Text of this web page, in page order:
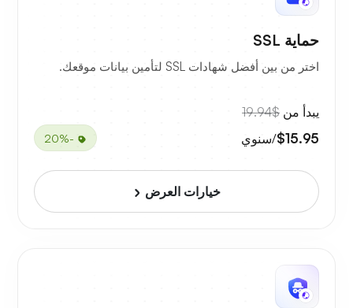
حماية SSL
اختر من بين أفضل شهادات SSL لتأمين بيانات موقعك.
يبدأ من $19.94
$15.95/سنوي -20%
خيارات العرض